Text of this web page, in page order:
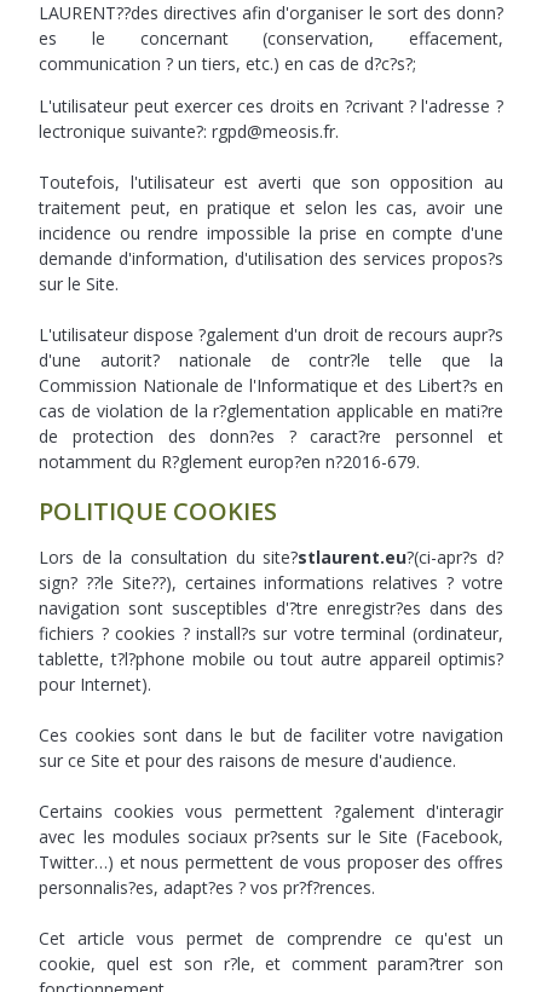
LAURENT??des directives afin d'organiser le sort des donn?
es le concernant (conservation, effacement,
communication ? un tiers, etc.) en cas de d?c?s?;
L'utilisateur peut exercer ces droits en ?crivant ? l'adresse ?
lectronique suivante?: rgpd@meosis.fr.
Toutefois, l'utilisateur est averti que son opposition au
traitement peut, en pratique et selon les cas, avoir une
incidence ou rendre impossible la prise en compte d'une
demande d'information, d'utilisation des services propos?s
sur le Site.
L'utilisateur dispose ?galement d'un droit de recours aupr?s
d'une autorit? nationale de contr?le telle que la
Commission Nationale de l'Informatique et des Libert?s en
cas de violation de la r?glementation applicable en mati?re
de protection des donn?es ? caract?re personnel et
notamment du R?glement europ?en n?2016-679.
POLITIQUE COOKIES
Lors de la consultation du site?stlaurent.eu?(ci-apr?s d?
sign? ??le Site??), certaines informations relatives ? votre
navigation sont susceptibles d'?tre enregistr?es dans des
fichiers ? cookies ? install?s sur votre terminal (ordinateur,
tablette, t?l?phone mobile ou tout autre appareil optimis?
pour Internet).
Ces cookies sont dans le but de faciliter votre navigation
sur ce Site et pour des raisons de mesure d'audience.
Certains cookies vous permettent ?galement d'interagir
avec les modules sociaux pr?sents sur le Site (Facebook,
Twitter…) et nous permettent de vous proposer des offres
personnalis?es, adapt?es ? vos pr?f?rences.
Cet article vous permet de comprendre ce qu'est un
cookie, quel est son r?le, et comment param?trer son